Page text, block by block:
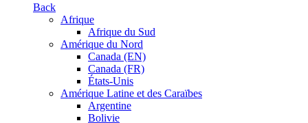
Back
Afrique
Afrique du Sud
Amérique du Nord
Canada (EN)
Canada (FR)
États-Unis
Amérique Latine et des Caraïbes
Argentine
Bolivie